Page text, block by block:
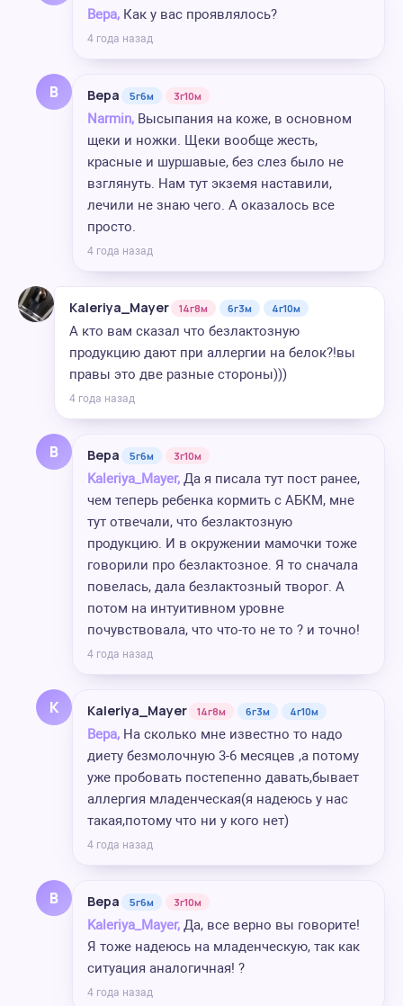
Вера, Как у вас проявлялось?
4 года назад
В Вера 5г6м 3г10м
Narmin, Высыпания на коже, в основном
щеки и ножки. Щеки вообще жесть,
красные и шуршавые, без слез было не
взглянуть. Нам тут экземя наставили,
лечили не знаю чего. А оказалось все
просто.
4 года назад
Kaleriya_Mayer 14г8м 6г3м 4г10м
А кто вам сказал что безлактозную
продукцию дают при аллергии на белок?!вы
правы это две разные стороны)))
4 года назад
В Вера 5г6м 3г10м
Kaleriya_Mayer, Да я писала тут пост ранее,
чем теперь ребенка кормить с АБКМ, мне
тут отвечали, что безлактозную
продукцию. И в окружении мамочки тоже
говорили про безлактозное. Я то сначала
повелась, дала безлактозный творог. А
потом на интуитивном уровне
почувствовала, что что-то не то ? и точно!
4 года назад
K Kaleriya_Mayer 14г8м 6г3м 4г10м
Вера, На сколько мне известно то надо
диету безмолочную 3-6 месяцев ,а потому
уже пробовать постепенно давать,бывает
аллергия младенческая(я надеюсь у нас
такая,потому что ни у кого нет)
4 года назад
В Вера 5г6м 3г10м
Kaleriya_Mayer, Да, все верно вы говорите!
Я тоже надеюсь на младенческую, так как
ситуация аналогичная! ?
4 года назад